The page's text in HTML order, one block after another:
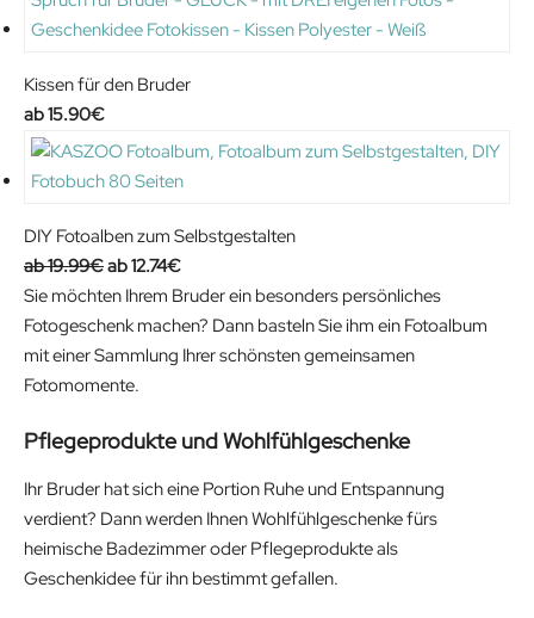
Kissen für den Bruder
15.90€
DIY Fotoalben zum Selbstgestalten
19.99€O
r
i
g
i
a
12.74€C
u
r
r
t
Sie möchten Ihrem Bruder ein besonders persönliches
Fotogeschenk machen? Dann basteln Sie ihm ein Fotoalbum
mit einer Sammlung Ihrer schönsten gemeinsamen
Fotomomente.
Pflegeprodukte und Wohlfühlgeschenke
Ihr Bruder hat sich eine Portion Ruhe und Entspannung
verdient? Dann werden Ihnen Wohlfühlgeschenke fürs
heimische Badezimmer oder Pflegeprodukte als
Geschenkidee für ihn bestimmt gefallen.